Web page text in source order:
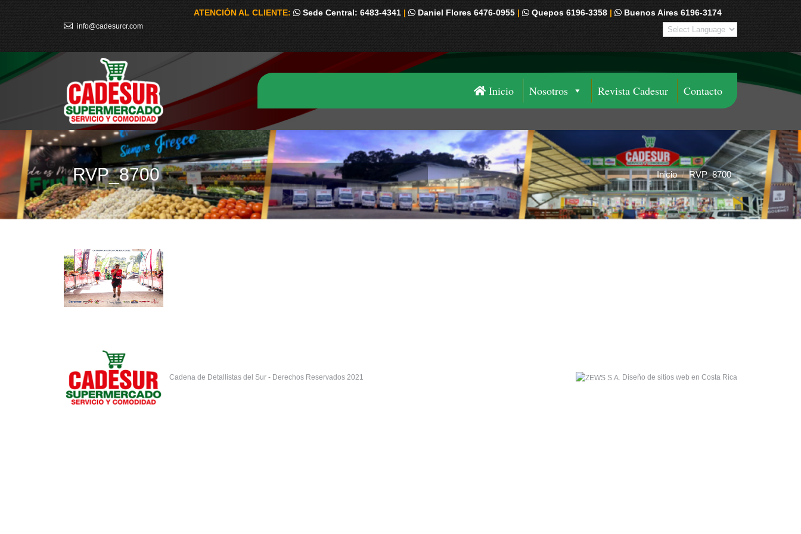
info@cadesurcr.com
ATENCIÓN AL CLIENTE: Sede Central: 6483-4341 | Daniel Flores 6476-0955 | Quepos 6196-3358 | Buenos Aires 6196-3174
Inicio Nosotros Revista Cadesur Contacto
RVP_8700 Estás aquí: Inicio RVP_8700
Cadena de Detallistas del Sur - Derechos Reservados 2021 Diseño de sitios web en Costa Rica